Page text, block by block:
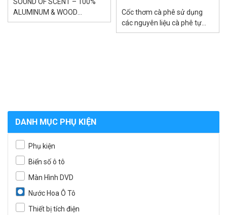
ALUMINUM & WOOD
HANDMADE ( 1box + 2 tinh
Cốc thơm cà phê sử dụng
các nguyên liệu cà phê tự
nhiên, tạo sự dễ chịu, thoải
DANH MỤC PHỤ KIỆN
Phụ kiện
Biển số ô tô
Màn Hình DVD
Nước Hoa Ô Tô
Thiết bị tích điện